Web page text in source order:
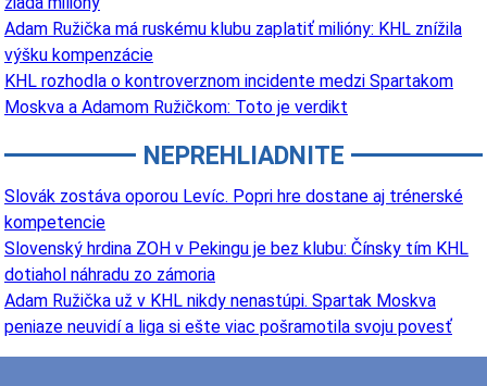
Adam Ružička má ruskému klubu zaplatiť milióny: KHL znížila
výšku kompenzácie
KHL rozhodla o kontroverznom incidente medzi Spartakom
Moskva a Adamom Ružičkom: Toto je verdikt
NEPREHLIADNITE
Slovák zostáva oporou Levíc. Popri hre dostane aj trénerské
kompetencie
Slovenský hrdina ZOH v Pekingu je bez klubu: Čínsky tím KHL
dotiahol náhradu zo zámoria
Adam Ružička už v KHL nikdy nenastúpi. Spartak Moskva
peniaze neuvidí a liga si ešte viac pošramotila svoju povesť